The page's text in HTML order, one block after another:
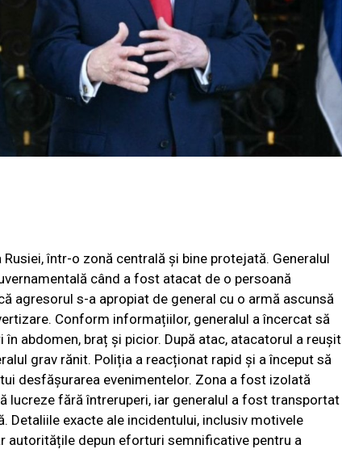
într-o zonă centrală și bine protejată. Generalul
când a fost atacat de o persoană
agresorul s-a apropiat de general cu o armă ascunsă
Conform informațiilor, generalul a încercat să
abdomen, braț și picior. După atac, atacatorul a reușit
grav rănit. Poliția a reacționat rapid și a început să
desfășurarea evenimentelor. Zona a fost izolată
lucreze fără întreruperi, iar generalul a fost transportat
Detaliile exacte ale incidentului, inclusiv motivele
autoritățile depun eforturi semnificative pentru a